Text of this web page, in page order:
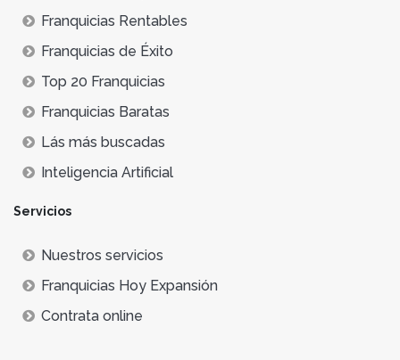
Franquicias Rentables
Franquicias de Éxito
Top 20 Franquicias
Franquicias Baratas
Lás más buscadas
Inteligencia Artificial
Servicios
Nuestros servicios
Franquicias Hoy Expansión
Contrata online